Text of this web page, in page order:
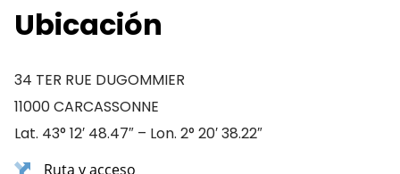
Ubicación
34 TER RUE DUGOMMIER
11000 CARCASSONNE
Lat. 43° 12′ 48.47″ – Lon. 2° 20′ 38.22″
Ruta y acceso